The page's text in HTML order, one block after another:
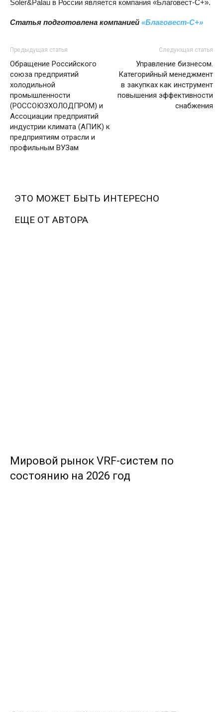
Статья подготовлена компанией «Благовест-С+»
Предыдущая статья
Обращение Российского
союза предприятий
холодильной
промышленности
(РОССОЮЗХОЛОДПРОМ) и
Ассоциации предприятий
индустрии климата (АПИК) к
предприятиям отрасли и
профильным ВУЗам
Следующая статья
Управление бизнесом.
Категорийный менеджмент
в закупках как инструмент
повышения эффективности
снабжения
ЭТО МОЖЕТ БЫТЬ ИНТЕРЕСНО
ЕЩЕ ОТ АВТОРА
Мировой рынок VRF-систем по
состоянию на 2026 год